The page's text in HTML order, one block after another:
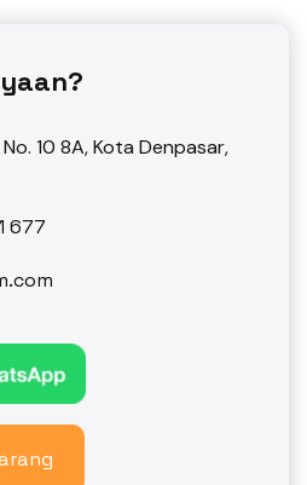
10 8A, Kota Denpasar,
677